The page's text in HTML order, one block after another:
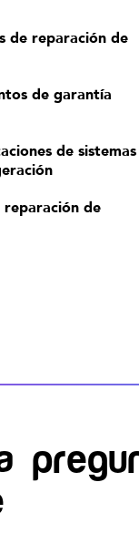
de reparación de
de garantía
de sistemas
reparación de